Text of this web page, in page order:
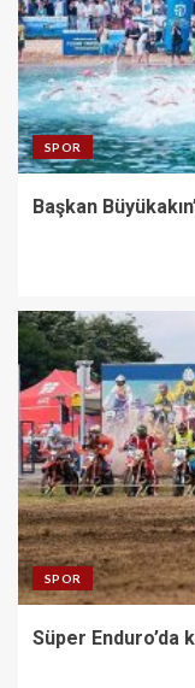
SPOR
Başkan
SPOR
Süper Enduro’da